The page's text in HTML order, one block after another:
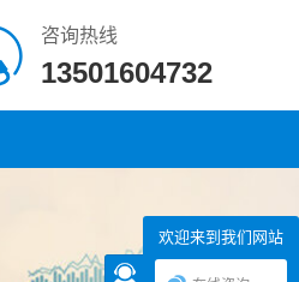
咨询热线
13501604732
欢迎来到我们网站